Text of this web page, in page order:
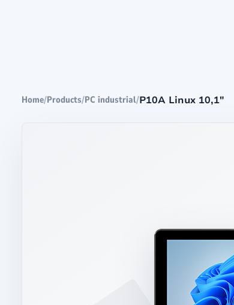
Home/Products/PC industrial/P10A Linux 10,1"